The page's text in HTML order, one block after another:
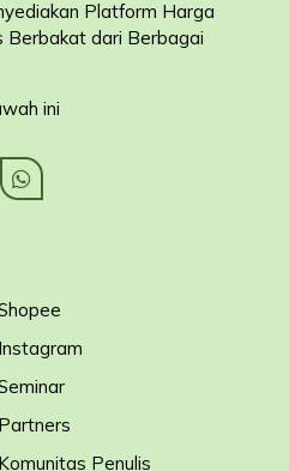
Platform Harga
Berbakat dari Berbagai
ini
Instagram
Partners
Komunitas Penulis